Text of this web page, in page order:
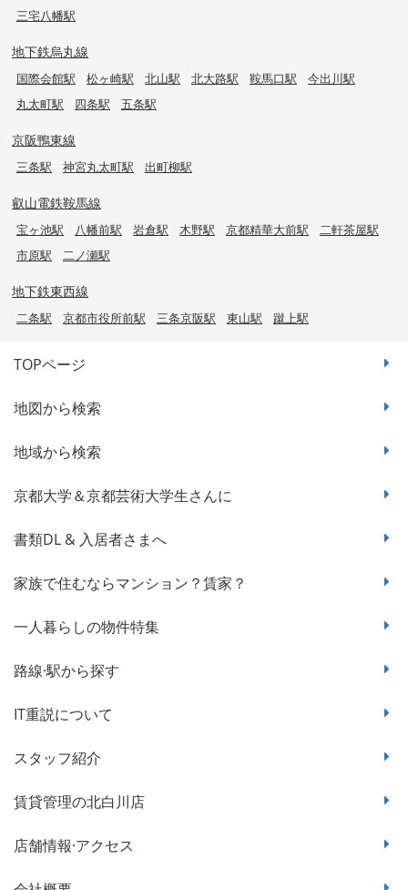
三宅八幡駅
地下鉄烏丸線
国際会館駅 松ヶ崎駅 北山駅 北大路駅 鞍馬口駅
今出川駅
丸太町駅
四条駅 五条駅
京阪鴨東線
三条駅 神宮丸太町駅 出町柳駅
叡山電鉄鞍馬線
宝ヶ池駅 八幡前駅 岩倉駅 木野駅 京都精華大前駅
二軒茶屋駅
市原駅
二ノ瀬駅
地下鉄東西線
二条駅 京都市役所前駅 三条京阪駅 東山駅 蹴上駅
TOPページ
地図から検索
地域から検索
京都大学＆京都芸術大学生さんに
書類DL & 入居者さまへ
家族で住むならマンション？賃家？
一人暮らしの物件特集
路線·駅から探す
IT重説について
スタッフ紹介
賃貸管理の北白川店
店舗情報·アクセス